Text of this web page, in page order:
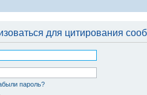
для цитирования
пароль?